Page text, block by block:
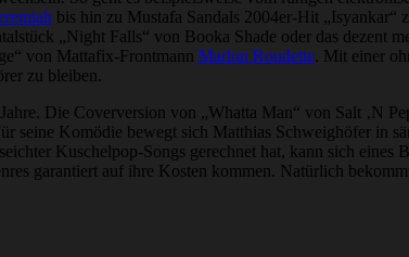
bis hin zu Mustafa Sandals 2004er-Hit
„Night Falls“ von Booka Shade oder das dezent
von Mattafix-Frontmann Marlon Roudette. Mit einer
zu bleiben.
Die Coverversion von „Whatta Man“ von Salt ‚N
seine Komödie bewegt sich Matthias Schweighöfer in
Kuschelpop-Songs gerechnet hat, kann sich eines
garantiert auf ihre Kosten kommen. Natürlich